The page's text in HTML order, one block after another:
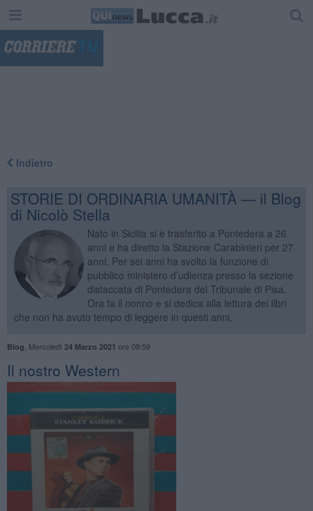
Indietro
STORIE DI ORDINARIA UMANITÀ — il Blog
di Nicolò Stella
Nato in Sicilia si è trasferito a Pontedera a 26
anni e ha diretto la Stazione Carabinieri per 27
anni. Per sei anni ha svolto la funzione di
pubblico ministero d’udienza presso la sezione
distaccata di Pontedera del Tribunale di Pisa.
Ora fa il nonno e si dedica alla lettura dei libri
che non ha avuto tempo di leggere in questi anni.
Blog Mercoledì 24 Marzo 2021 ore 09:59
Il nostro Western